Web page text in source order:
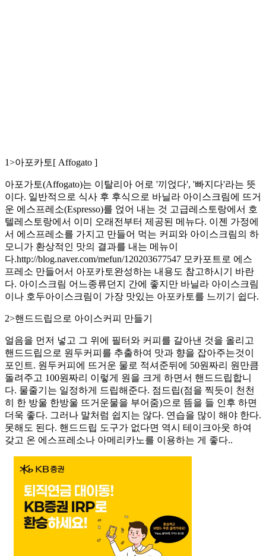
1>아포카토[ Affogato ]
아포가토(Affogato)는 이탈리아 어로 '끼얹다', '빠지다'라는 뜻
이다. 일반적으로 식사 후 후식으로 바닐라 아이스크림에 뜨거
운 에스프레소(Espresso)를 얹어 내는 것 고급레스토랑에서 호
텔레스토랑에서 이미 오래전부터 제공된 메뉴다. 이젠 가정에
서 에스프레소를 가지고 만들어 먹는 커피와 아이스크림의 하
모니가 환상적인 맛의 결과를 내는 메뉴이
다.http://blog.naver.com/mefun/120203677547 모카포트로 에스
프레소 만들어서 아포카토완성하는 내용도 참고하시기 바란
다. 아이스크림 어느종류던지 간에 좋지만 바닐라 아이스크림
이나 호두아이스크림이 가장 맛있는 아포카토를 느끼기 쉽다.
2>핸드드립으로 아이스커피 만들기
얼음을 먼저 넣고 그 위에 필터와 커피를 갈아낸 것을 올리고
핸드드립으로 원두커피를 추출하여 맛과 향을 잡아주는것이
포인트. 원두커피에 뜨거운 물로 적셔준뒤에 50원짜리 원만큼
돌려주고 100원짜리 이렇게 원을 크게 하면서 핸드드립합니
다. 물줄기는 일정하게 드립해준다. 점드립(점을 찍듯이 천천
히 한 방울 한방울 뜨거운물을 부어줌)으로 뜸을 들 인후 하면
더욱 좋다. 그러나 말처럼 쉽지는 않다. 연습을 많이 해야 한다.
못해도 된다. 핸드드립 도구가 없다면 역시 테이크아웃 하여
갖고 온 에스프레소나 아메리카노를 이용하는 게 좋다..